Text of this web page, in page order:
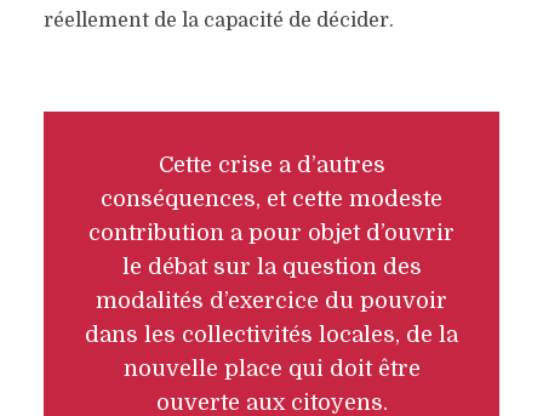
réellement de la capacité de décider.
Cette crise a d’autres
conséquences, et cette modeste
contribution a pour objet d’ouvrir
le débat sur la question des
modalités d’exercice du pouvoir
dans les collectivités locales, de la
nouvelle place qui doit être
ouverte aux citoyens.